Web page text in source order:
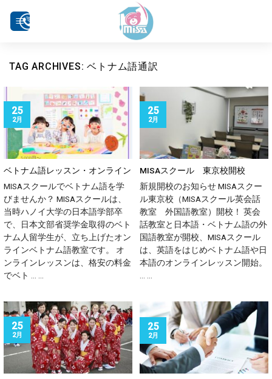
TAG ARCHIVES:ベトナム語通訳
ベトナム語レッスン・オンライン
MISAスクールでベトナム語を学
びませんか？ MISAスクールは、
当時ハノイ大学の日本語学部卒
で、日本文部省奨学金取得のベト
ナム人留学生が、立ち上げたオン
ラインベトナム語教室です。 オ
ンラインレッスンは、格安の料金
でベト ... ...
25
2月
MISAスクール 東京校開校
新規開校のお知らせ MISAスクー
ル東京校（MISAスクール英会話
教室 外国語教室）開校！ 英会
話教室と日本語・ベトナム語の外
国語教室が開校、MISAスクール
は、英語をはじめベトナム語や日
本語のオンラインレッスン開始。
25
2月
25
2月
25
2月